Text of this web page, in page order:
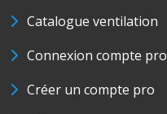
Catalogue ventilation
Connexion compte pro
Créer un compte pro